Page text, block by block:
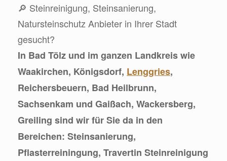
🔎 Steinreinigung, Steinsanierung,
Natursteinschutz Anbieter in Ihrer Stadt
gesucht?
In Bad Tölz und im ganzen Landkreis wie
Waakirchen, Königsdorf, Lenggries,
Reichersbeuern, Bad Heilbrunn,
Sachsenkam und Gaißach, Wackersberg,
Greiling sind wir für Sie da in den
Bereichen: Steinsanierung,
Pflasterreiningung, Travertin Steinreinigung